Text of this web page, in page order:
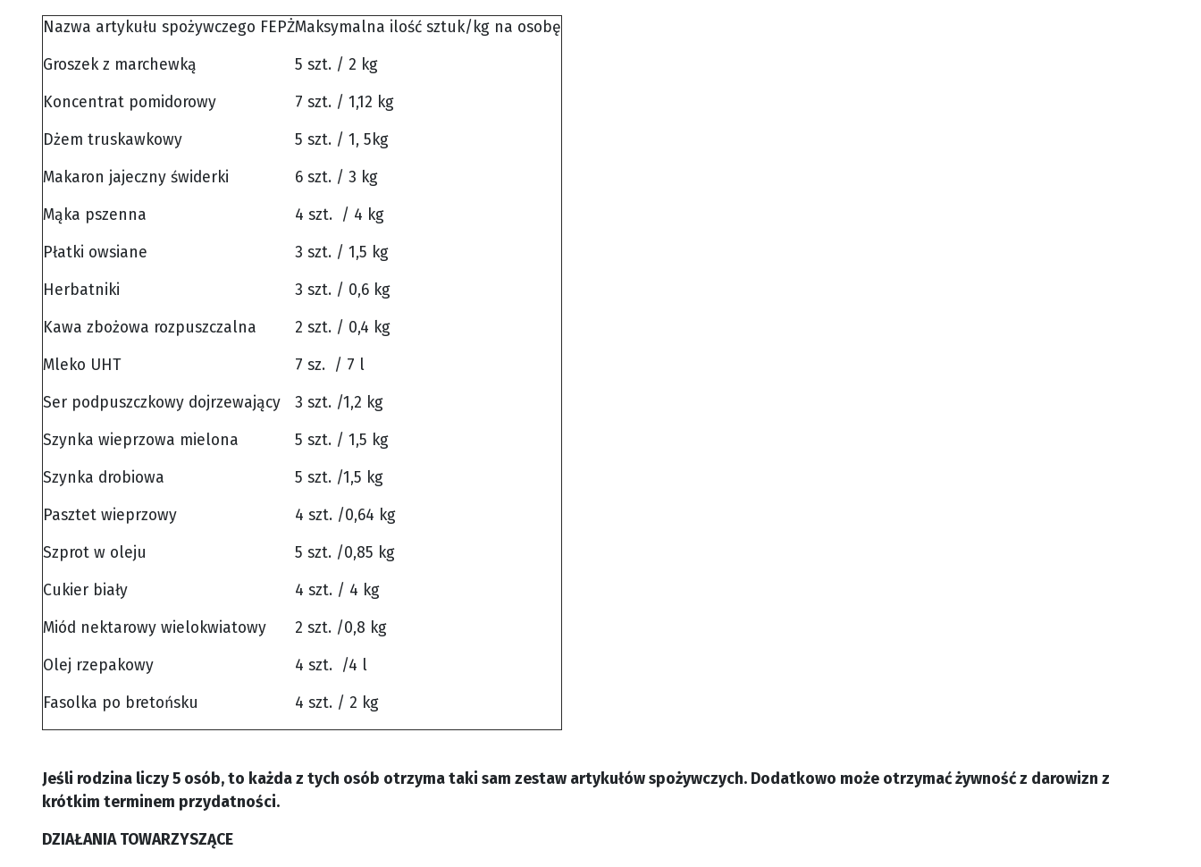
Nazwa artykułu spożywczego FEPŻMaksymalna ilość sztuk/kg na osobę
Groszek z marchewką
5 szt. / 2 kg
Koncentrat pomidorowy
7 szt. / 1,12 kg
Dżem truskawkowy
5 szt. / 1, 5kg
Makaron jajeczny świderki
6 szt. / 3 kg
Mąka pszenna
4 szt. / 4 kg
Płatki owsiane
3 szt. / 1,5 kg
Herbatniki
3 szt. / 0,6 kg
Kawa zbożowa rozpuszczalna
2 szt. / 0,4 kg
Mleko UHT
7 sz. / 7 l
Ser podpuszczkowy dojrzewający
3 szt. /1,2 kg
Szynka wieprzowa mielona
5 szt. / 1,5 kg
Szynka drobiowa
5 szt. /1,5 kg
Pasztet wieprzowy
4 szt. /0,64 kg
Szprot w oleju
5 szt. /0,85 kg
Cukier biały
4 szt. / 4 kg
Miód nektarowy wielokwiatowy
2 szt. /0,8 kg
Olej rzepakowy
4 szt. /4 l
Fasolka po bretońsku
4 szt. / 2 kg
Jeśli rodzina liczy 5 osób, to każda z tych osób otrzyma taki sam zestaw artykułów spożywczych. Dodatkowo może otrzymać żywność z darowizn z
krótkim terminem przydatności.
DZIAŁANIA TOWARZYSZĄCE